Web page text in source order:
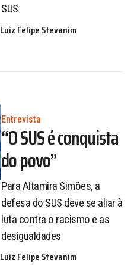
SUS
Luiz Felipe Stevanim
Entrevista
“O SUS é conquista
do povo”
Para Altamira Simões, a
defesa do SUS deve se aliar à
luta contra o racismo e as
desigualdades
Luiz Felipe Stevanim